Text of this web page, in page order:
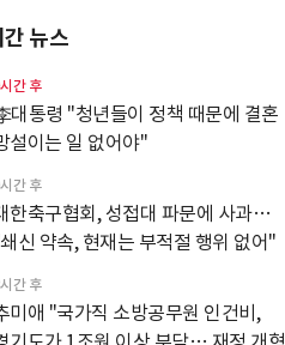
뉴스
간 후
대통령 "청년들이 정책 때문에 결혼
설이는 일 없어야"
간 후
한축구협회, 성접대 파문에 사과…
신 약속, 현재는 부적절 행위 없어"
간 후
미애 "국가직 소방공무원 인건비,